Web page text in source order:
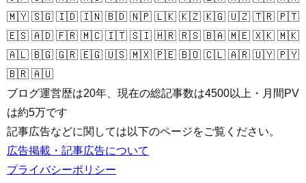
🇲🇾 🇸🇬 🇮🇩 🇮🇳 🇧🇩 🇳🇵 🇱🇰 🇰🇿 🇰🇬 🇺🇿 🇹🇷 🇵🇹
🇪🇸 🇦🇩 🇫🇷 🇲🇨 🇮🇹 🇸🇮 🇭🇷 🇷🇸 🇧🇦 🇲🇪 🇽🇰 🇲🇰
🇦🇱 🇧🇬 🇬🇷 🇪🇬 🇺🇸 🇲🇽 🇵🇪 🇧🇴 🇨🇱 🇦🇷 🇺🇾 🇵🇾
🇧🇷 🇦🇺
ブログ運営歴は20年、現在の総記事数は4500以上・月間PV
は約5万です
記事広告などに関しては以下のページをご覧ください。
広告掲載・記事広告について
プライバシーポリシー